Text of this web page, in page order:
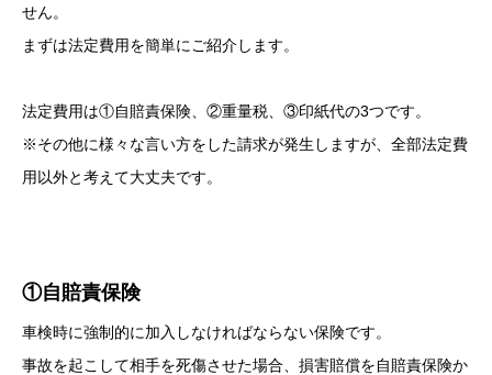
せん。
まずは法定費用を簡単にご紹介します。
法定費用は①自賠責保険、②重量税、③印紙代の3つです。
※その他に様々な言い方をした請求が発生しますが、全部法定費
用以外と考えて大丈夫です。
①自賠責保険
車検時に強制的に加入しなければならない保険です。
事故を起こして相手を死傷させた場合、損害賠償を自賠責保険か